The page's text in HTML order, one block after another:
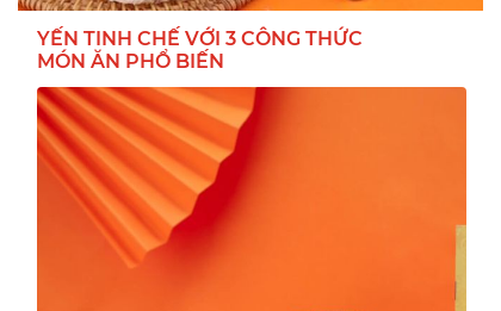
YẾN TINH CHẾ VỚI 3 CÔNG THỨC
MÓN ĂN PHỔ BIẾN